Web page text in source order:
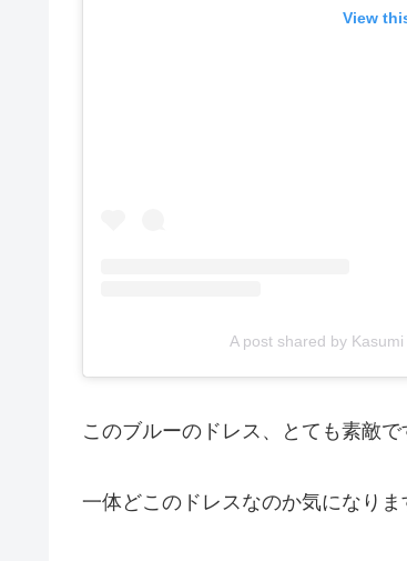
View
A post shared by
このブルーのドレス、とても素敵で
一体どこのドレスなのか気になりま